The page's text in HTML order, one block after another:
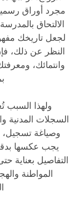
مجرد أوراق
الالتحاق
لجعل تاريخك
النظر عن ذلك،
وانتمائك،
ولهذا السبب
السجلات المدنية
وصياغة تسجيل،
يجب عكسها بدقة
التفاصيل بعناية